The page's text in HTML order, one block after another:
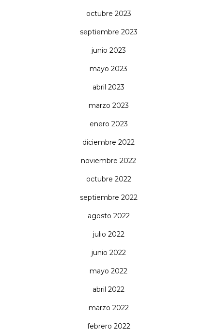
octubre 2023
septiembre 2023
junio 2023
mayo 2023
abril 2023
marzo 2023
enero 2023
diciembre 2022
noviembre 2022
octubre 2022
septiembre 2022
agosto 2022
julio 2022
junio 2022
mayo 2022
abril 2022
marzo 2022
febrero 2022